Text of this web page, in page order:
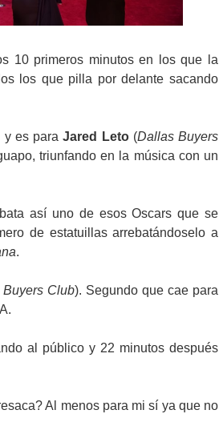
10 primeros minutos en los que la
los que pilla por delante sacando
y es para Jared Leto(Dallas Buyers
triunfando en la música con un
así uno de esos Oscars que se
de estatuillas arrebatándoselo a
.
Buyers Club). Segundo que cae para
al público y 22 minutos después
Al menos para mi sí ya que no